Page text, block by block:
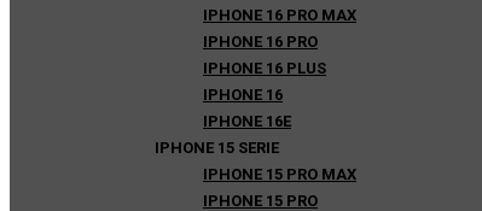
IPHONE 16 PRO MAX
IPHONE 16 PRO
IPHONE 16 PLUS
IPHONE 16
IPHONE 16E
IPHONE 15 SERIE
IPHONE 15 PRO MAX
IPHONE 15 PRO